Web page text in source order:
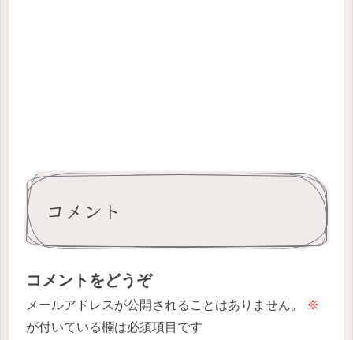
コメント
コメントをどうぞ
メールアドレスが公開されることはありません。
※
が付いている欄は必須項目です